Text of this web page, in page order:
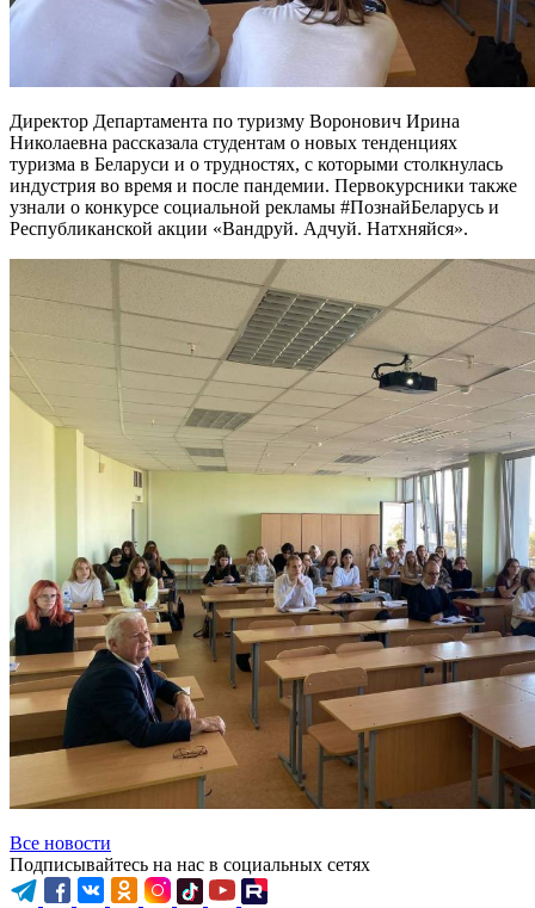
Директор Департамента по туризму Воронович Ирина
Николаевна рассказала студентам о новых тенденциях
туризма в Беларуси и о трудностях, с которыми столкнулась
индустрия во время и после пандемии. Первокурсники также
узнали о конкурсе социальной рекламы #ПознайБеларусь и
Республиканской акции «Вандруй. Адчуй. Натхняйся».
Все новости
Подписывайтесь на нас в социальных сетях